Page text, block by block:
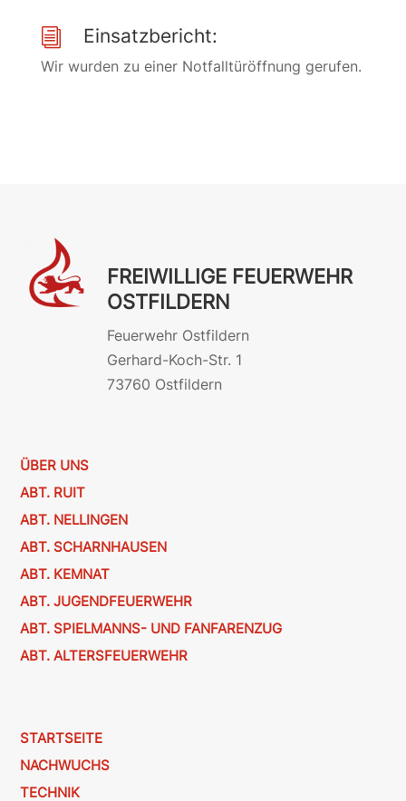
i Einsatzbericht:
Wir wurden zu einer Notfalltüröffnung gerufen.
FREIWILLIGE FEUERWEHR
OSTFILDERN
Feuerwehr Ostfildern
Gerhard-Koch-Str. 1
73760 Ostfildern
ÜBER UNS
ABT. RUIT
ABT. NELLINGEN
ABT. SCHARNHAUSEN
ABT. KEMNAT
ABT. JUGENDFEUERWEHR
ABT. SPIELMANNS- UND FANFARENZUG
ABT. ALTERSFEUERWEHR
STARTSEITE
NACHWUCHS
TECHNIK